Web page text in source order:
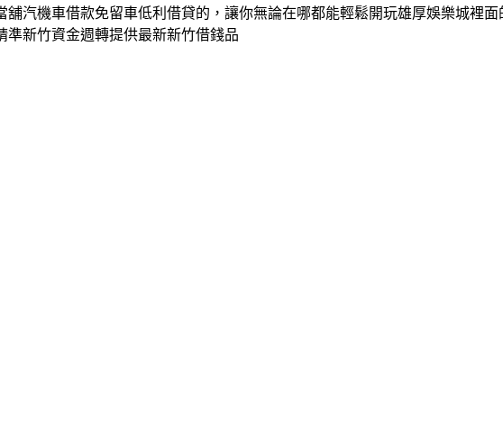
汽機車借款免留車低利借貸的，讓你無論在哪都能輕鬆開玩雄厚娛樂城裡
新竹資金週轉提供最新新竹借錢品